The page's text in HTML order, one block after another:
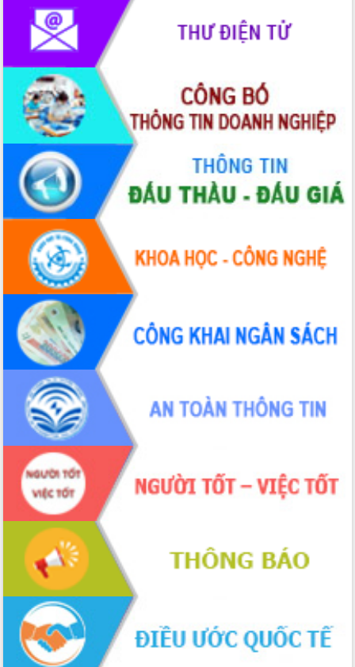
Giai đoạn 2026-2030, Đắk Lắk phấn
đấu có 77% xã đạt chuẩn nông thôn
Chuyển đổi số 'mở đường' cho nông
nghiệp Đắk Lắk tăng trưởng bứt phá
Triển khai đồng bộ đo đạc, lập hồ sơ
địa chính, hoàn thiện cơ sở dữ liệu đất
Ứng dụng sinh trắc học - Bước tiến
trong hành trình chuyển đổi số tại Đắk
Lắk
Đắk Lắk nâng cao hiệu quả công tác
Đảng từ Sổ tay đảng viên điện tử
Đắk Lắk đẩy mạnh nuôi biển công
nghệ, hướng tới phát triển thủy sản
bền vững
Tập huấn nâng cao năng lực triển khai
chuyển đổi số cho cán bộ, công chức
cấp xã
Đắk Lắk phát động hưởng ứng Ngày
Quyền của người tiêu dùng Việt Nam
2026
Đẩy mạnh cải cách hành chính, quyết
tâm đạt được mục tiêu tăng trưởng
hai con số trong năm 2026
Tổ chức trang trọng Lễ hội Đền thờ
Lương Văn Chánh năm 2026
Phó Bí thư Tỉnh ủy Đắk Lắk Đỗ Hữu
Huy giữ chức Bí thư Đảng ủy Ủy Ban
Nhân dân tỉnh
Bệnh án điện tử thúc đẩy chuyển đổi
số y tế tại Đắk Lắk
Chuyển đổi số thư viện: Mở rộng
không gian tri thức trong thời đại số
Đánh giá, rút kinh nghiệm công tác tổ
chức diễn tập trước ngày bầu cử
Chương trình “Gặp gỡ hữu nghị –
Friendship Meeting New Year 2026”